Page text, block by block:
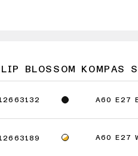
BLOSSOM KOMPAS
A60 E27
A60 E27